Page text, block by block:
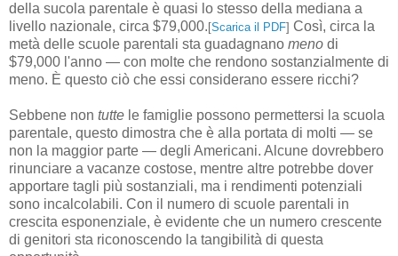
della sucola parentale è quasi lo stesso della mediana a
livello nazionale, circa $79,000. [Scarica il PDF] Così, circa la
metà delle scuole parentali sta guadagnano meno di
$79,000 l'anno — con molte che rendono sostanzialmente di
meno. È questo ciò che essi considerano essere ricchi?
Sebbene non tutte le famiglie possono permettersi la scuola
parentale, questo dimostra che è alla portata di molti — se
non la maggior parte — degli Americani. Alcune dovrebbero
rinunciare a vacanze costose, mentre altre potrebbe dover
apportare tagli più sostanziali, ma i rendimenti potenziali
sono incalcolabili. Con il numero di scuole parentali in
crescita esponenziale, è evidente che un numero crescente
di genitori sta riconoscendo la tangibilità di questa